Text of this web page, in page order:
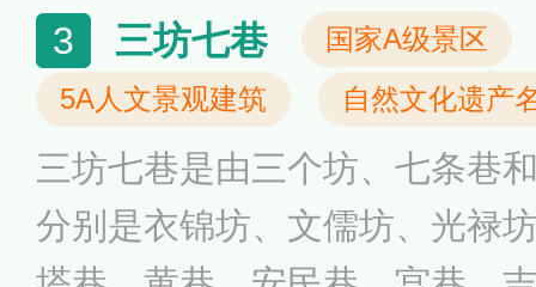
筑史上最具影响力“四大建筑艺
已成为哈尔滨旅游、购物、娱
合了整个哈尔滨的美食和特产
3 三坊七巷
国家A级景区
5A人文景观建筑
自然文化遗产
三坊七巷是由三个坊、七条巷
分别是衣锦坊、文儒坊、光禄